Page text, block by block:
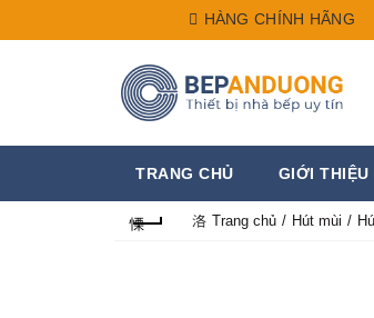
HÀNG CHÍNH HÃNG
TRANG CHỦ GIỚI THIỆU
Trang chủ Hút mùi